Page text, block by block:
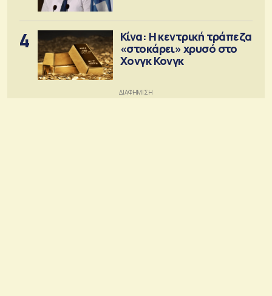
4
Κίνα: Η κεντρική τράπεζα
«στοκάρει» χρυσό στο
Χονγκ Κονγκ